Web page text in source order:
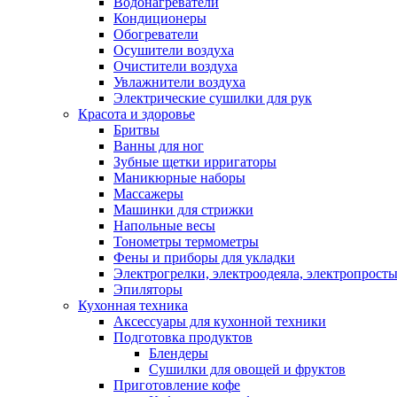
Кондиционеры
Обогреватели
Осушители воздуха
Очистители воздуха
Увлажнители воздуха
Электрические сушилки для рук
Красота и здоровье
Бритвы
Ванны для ног
Зубные щетки ирригаторы
Маникюрные наборы
Массажеры
Машинки для стрижки
Напольные весы
Тонометры термометры
Фены и приборы для укладки
Электрогрелки, электроодеяла,
Эпиляторы
Кухонная техника
Аксессуары для кухонной техники
Подготовка продуктов
Блендеры
Сушилки для овощей и фруктов
Приготовление кофе